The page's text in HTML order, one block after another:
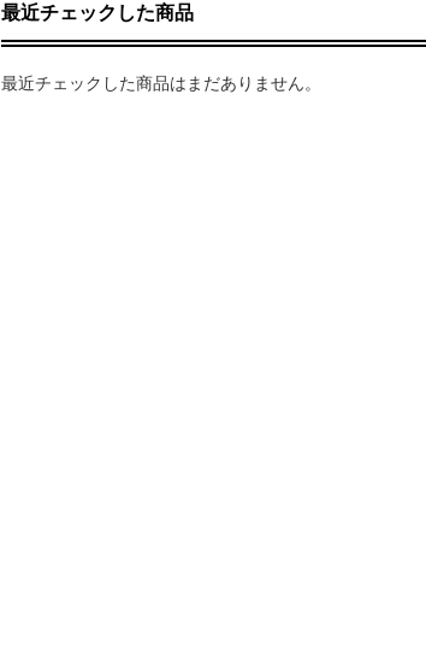
最近チェックした商品
最近チェックした商品はまだありません。